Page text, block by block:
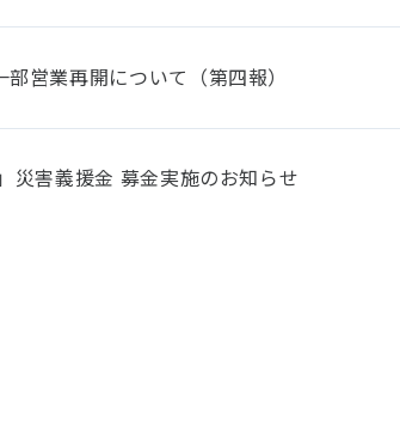
営業再開について（第四報）
災害義援金 募金実施のお知らせ